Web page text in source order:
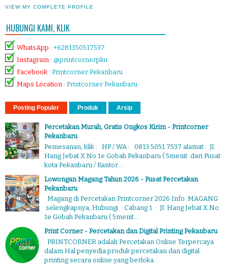
VIEW MY COMPLETE PROFILE
HUBUNGI KAMI, KLIK
WhatsApp : +6281350517537
Instagram : @printcornerpku
Facebook : Printcorner Pekanbaru
Maps Location : Printcorner Pekanbaru
Posting Populer Produk Arsip
Percetakan Murah, Gratis Ongkos Kirim - Printcorner
Pekanbaru
Pemesanan, klik : HP / WA : 0813 5051 7537 alamat : Jl.
Hang Jebat X No.1e Gobah Pekanbaru ( 5menit dari Pusat
kota Pekanbaru / Kantor...
Lowongan Magang Tahun 2026 - Pusat Percetakan
Pekanbaru
Magang di Percetakan Printcorner 2026 Info MAGANG
selengkapnya, Hubungi : Cabang 1 : Jl. Hang Jebat X No.
1e Gobah Pekanbaru ( 5menit...
Print Corner - Percetakan dan Digital Printing Pekanbaru
PRINTCORNER adalah Percetakan Online Terpercaya
dalam Hal penyedia produk percetakan dan digital
printing secara online yang berloka...